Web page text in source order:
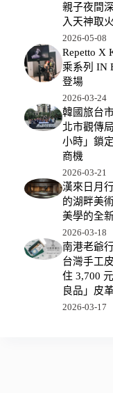
親子夜間
入天神取
2026-05-08
Repetto X
乘系列 IN
登場
2026-03-24
韓國旅台
北市觀傳
小時」鎖
商機
2026-03-21
漢來日月
的湖畔美
美學的全
2026-03-18
南港老爺
台灣手工
住 3,700
良品」皮
2026-03-17